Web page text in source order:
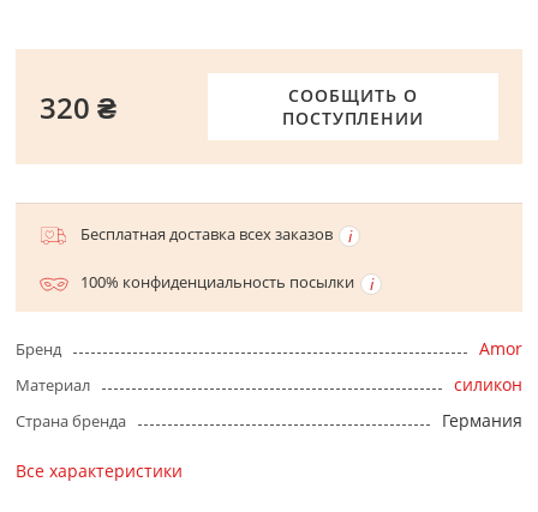
СООБЩИТЬ О
ПОСТУПЛЕНИИ
320 ₴
Бесплатная доставка всех заказов
100% конфиденциальность посылки
Бренд Amor
Материал силикон
Страна бренда Германия
Все характеристики